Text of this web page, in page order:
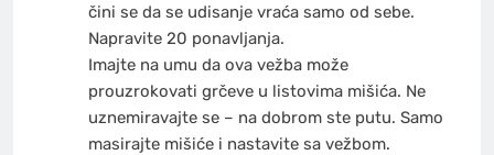
čini se da se udisanje vraća samo od sebe.
Napravite 20 ponavljanja.
Imajte na umu da ova vežba može
prouzrokovati grčeve u listovima mišića. Ne
uznemiravajte se – na dobrom ste putu. Samo
masirajte mišiće i nastavite sa vežbom.